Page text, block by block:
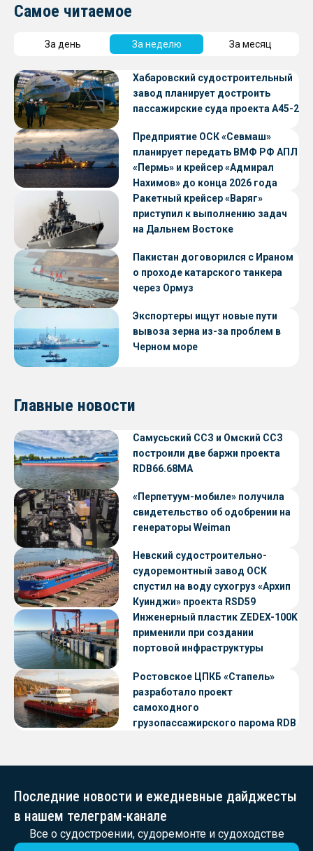
Самое читаемое
За день За неделю За месяц
Хабаровский судостроительный
завод планирует достроить
пассажирские суда проекта А45-2
Предприятие ОСК «Севмаш»
планирует передать ВМФ РФ АПЛ
«Пермь» и крейсер «Адмирал
Нахимов» до конца 2026 года
Ракетный крейсер «Варяг»
приступил к выполнению задач
на Дальнем Востоке
Пакистан договорился с Ираном
о проходе катарского танкера
через Ормуз
Экспортеры ищут новые пути
вывоза зерна из-за проблем в
Черном море
Главные новости
Самусьский ССЗ и Омский ССЗ
построили две баржи проекта
RDB66.68МА
«Перпетуум-мобиле» получила
свидетельство об одобрении на
генераторы Weiman
Невский судостроительно-
судоремонтный завод ОСК
спустил на воду сухогруз «Архип
Куинджи» проекта RSD59
Инженерный пластик ZEDEX-100K
применили при создании
портовой инфраструктуры
Ростовское ЦПКБ «Стапель»
разработало проект
самоходного
грузопассажирского парома RDB
Последние новости и ежедневные дайджесты
в нашем телеграм-канале
Все о судостроении, судоремонте и судоходстве